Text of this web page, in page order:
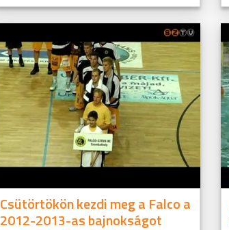
Csütörtökön kezdi meg a Falco a
2012-2013-as bajnokságot